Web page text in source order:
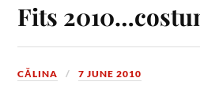
Fits
CĂLINA 7 JUNE 2010